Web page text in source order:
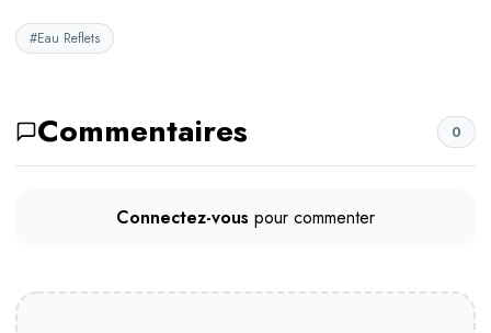
#Eau Reflets
Commentaires 0
Connectez-vous pour commenter